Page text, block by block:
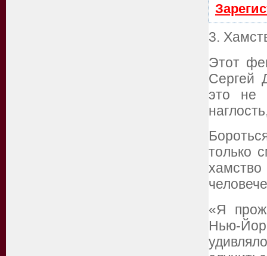
3.
Этот
Сергей
это не
только
«Я
Нью-